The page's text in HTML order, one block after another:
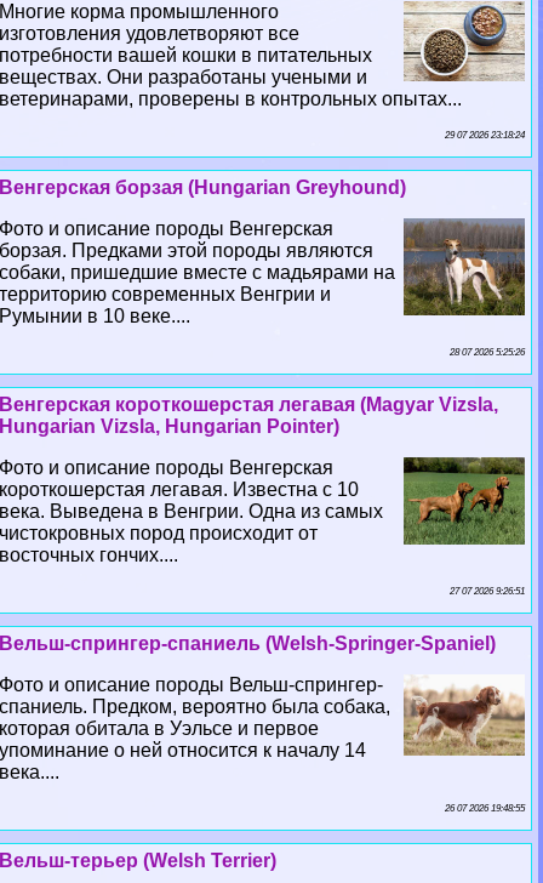
Многие корма промышленного
изготовления удовлетворяют все
потребности вашей кошки в питательных
веществах. Они разработаны учеными и
ветеринарами, проверены в контрольных опытах...
29 07 2026 23:18:24
Венгерская борзая (Hungarian Greyhound)
Фото и описание породы Венгерская
борзая. Предками этой породы являются
собаки, пришедшие вместе с мадьярами на
территорию современных Венгрии и
Румынии в 10 веке....
28 07 2026 5:25:26
Венгерская короткошерстая легавая (Magyar Vizsla,
Hungarian Vizsla, Hungarian Pointer)
Фото и описание породы Венгерская
короткошерстая легавая. Известна с 10
века. Выведена в Венгрии. Одна из самых
чистокровных пород происходит от
восточных гончих....
27 07 2026 9:26:51
Вельш-спрингер-спаниель (Welsh-Springer-Spaniel)
Фото и описание породы Вельш-спрингер-
спаниель. Предком, вероятно была собака,
которая обитала в Уэльсе и первое
упоминание о ней относится к началу 14
века....
26 07 2026 19:48:55
Вельш-терьер (Welsh Terrier)